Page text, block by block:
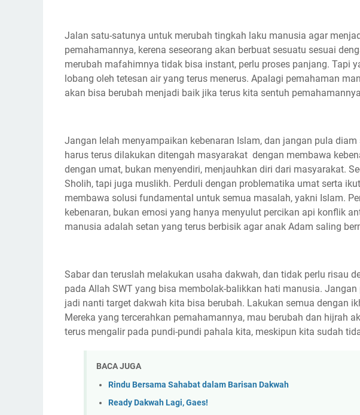
Jalan satu-satunya untuk merubah tingkah laku manusia agar
pemahamannya, kerena seseorang akan berbuat sesuatu sesuai
merubah mafahimnya tidak bisa instant, perlu proses panjang. Tapi
lobang oleh tetesan air yang terus menerus. Apalagi pemahaman
akan bisa berubah menjadi baik jika terus kita sentuh
Jangan lelah menyampaikan kebenaran Islam, dan jangan pula
harus terus dilakukan ditengah masyarakat dengan membawa
dengan umat, bukan menyendiri, menjauhkan diri dari masyarakat.
Sholih, tapi juga muslikh. Perduli dengan problematika umat serta
membawa solusi fundamental untuk semua masalah, yakni Islam.
kebenaran, bukan emosi yang hanya menyulut percikan api konflik
manusia adalah setan yang terus berbisik agar anak Adam saling
Sabar dan teruslah melakukan usaha dakwah, dan tidak perlu risau
pada Allah SWT yang bisa membolak-balikkan hati manusia.
jadi nanti target dakwah kita bisa berubah. Lakukan semua dengan
Mereka yang tercerahkan pemahamannya, mau berubah dan hijrah
terus mengalir pada pundi-pundi pahala kita, meskipun kita sudah
BACA JUGA
Rindu Bersama Sahabat dalam Barisan Dakwah
Ready Dakwah Lagi, Gaes!